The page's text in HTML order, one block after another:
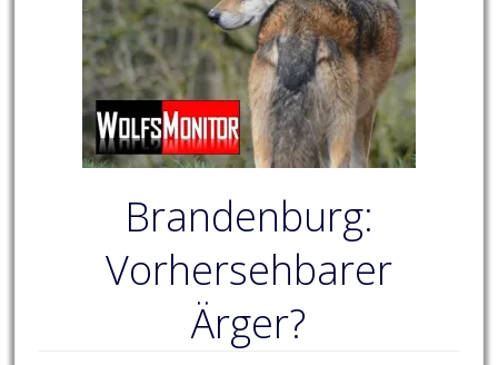
Brandenburg:
Vorhersehbarer
Ärger?